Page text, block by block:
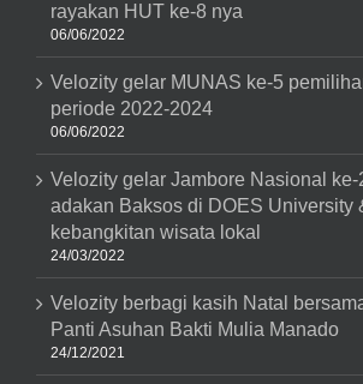
rayakan HUT ke-8 nya
06/06/2022
Velozity gelar MUNAS ke-5
periode 2022-2024
06/06/2022
Velozity gelar Jambore Nasional ke-
adakan Baksos di DOES University
kebangkitan wisata lokal
24/03/2022
Velozity berbagi kasih Natal
Panti Asuhan Bakti Mulia Manado
24/12/2021